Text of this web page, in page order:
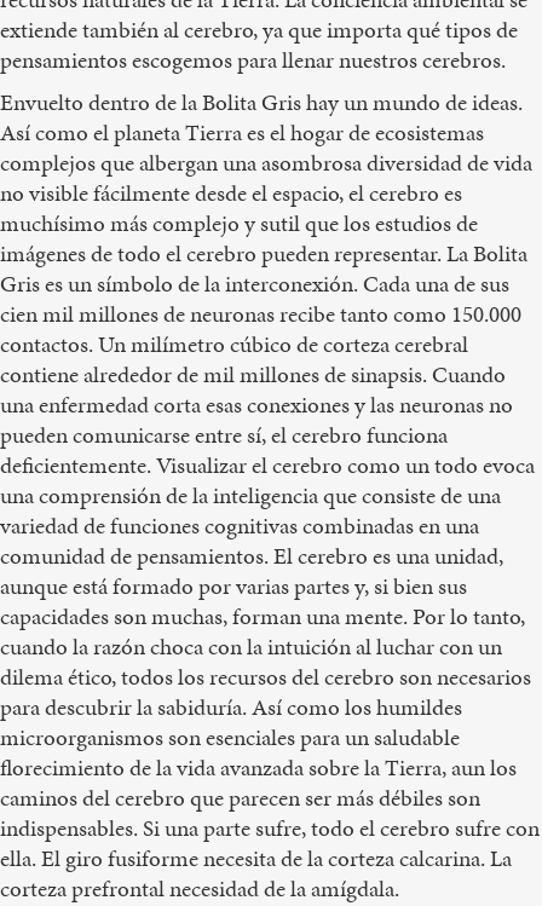
extiende también al cerebro, ya que importa qué tipos de
pensamientos escogemos para llenar nuestros cerebros.
Envuelto dentro de la Bolita Gris hay un mundo de ideas.
Así como el planeta Tierra es el hogar de ecosistemas
complejos que albergan una asombrosa diversidad de vida
no visible fácilmente desde el espacio, el cerebro es
muchísimo más complejo y sutil que los estudios de
imágenes de todo el cerebro pueden representar. La Bolita
Gris es un símbolo de la interconexión. Cada una de sus
cien mil millones de neuronas recibe tanto como 150.000
contactos. Un milímetro cúbico de corteza cerebral
contiene alrededor de mil millones de sinapsis. Cuando
una enfermedad corta esas conexiones y las neuronas no
pueden comunicarse entre sí, el cerebro funciona
deficientemente. Visualizar el cerebro como un todo evoca
una comprensión de la inteligencia que consiste de una
variedad de funciones cognitivas combinadas en una
comunidad de pensamientos. El cerebro es una unidad,
aunque está formado por varias partes y, si bien sus
capacidades son muchas, forman una mente. Por lo tanto,
cuando la razón choca con la intuición al luchar con un
dilema ético, todos los recursos del cerebro son necesarios
para descubrir la sabiduría. Así como los humildes
microorganismos son esenciales para un saludable
florecimiento de la vida avanzada sobre la Tierra, aun los
caminos del cerebro que parecen ser más débiles son
indispensables. Si una parte sufre, todo el cerebro sufre con
ella. El giro fusiforme necesita de la corteza calcarina. La
corteza prefrontal necesidad de la amígdala.